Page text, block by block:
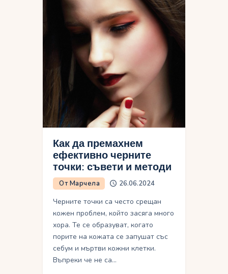
Как да премахнем
ефективно черните
точки: съвети и методи
От Марчела 26.06.2024
Черните точки са често срещан
кожен проблем, който засяга много
хора. Те се образуват, когато
порите на кожата се запушат със
себум и мъртви кожни клетки.
Въпреки че не са…